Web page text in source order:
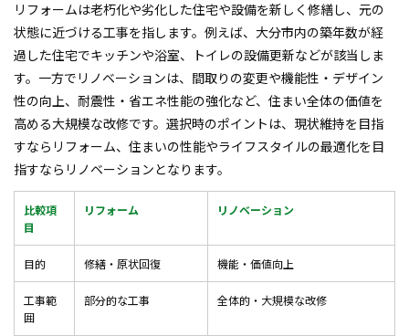
リフォームは老朽化や劣化した住宅や設備を新しく修繕し、元の
状態に近づける工事を指します。例えば、大分市内の築年数が経
過した住宅でキッチンや浴室、トイレの設備更新などが該当しま
す。一方でリノベーションは、間取りの変更や機能性・デザイン
性の向上、耐震性・省エネ性能の強化など、住まい全体の価値を
高める大規模な改修です。選択時のポイントは、現状維持を目指
すならリフォーム、住まいの性能やライフスタイルの最適化を目
指すならリノベーションとなります。
比較項
目
リフォーム リノベーション
目的 修繕・原状回復 機能・価値向上
工事範
囲
部分的な工事 全体的・大規模な改修